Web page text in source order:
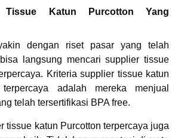
Katun Purcotton Yang
dengan riset pasar yang telah
langsung mencari supplier tissue
Kriteria supplier tissue katun
adalah mereka menjual
telah tersertifikasi BPA free.
tissue katun Purcotton terpercaya juga